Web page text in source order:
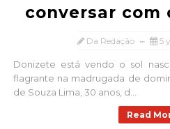
conversar com
Da Redação 5
Donizete está vendo o sol
flagrante na madrugada de
de Souza Lima, 30 anos, d...
Read